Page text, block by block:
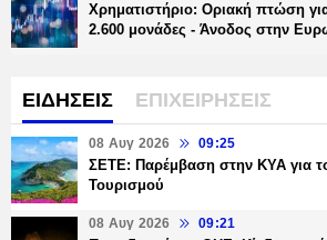
Χρηματιστήριο: Οριακή πτώση
2.600 μονάδες - Άνοδος στην
ΕΙΔΗΣΕΙΣ ΕΠΙΧΕΙΡΗΣΕΙΣ
08 Αυγ 2026 09:25
ΣΕΤΕ: Παρέμβαση στην ΚΥΑ για
Τουρισμού
08 Αυγ 2026 09:21